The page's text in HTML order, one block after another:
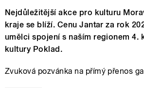
Nejdůležitější akce pro kulturu
kraje se blíží. Cenu Jantar za rok
umělci spojení s naším regionem 4.
kultury Poklad.
Zvuková pozvánka na přímý přenos